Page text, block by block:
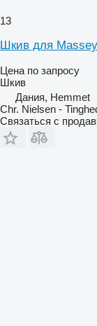
13
Шкив для
Цена по запросу
Шкив
Дания, Hemmet
Chr. Nielsen -
Связаться с